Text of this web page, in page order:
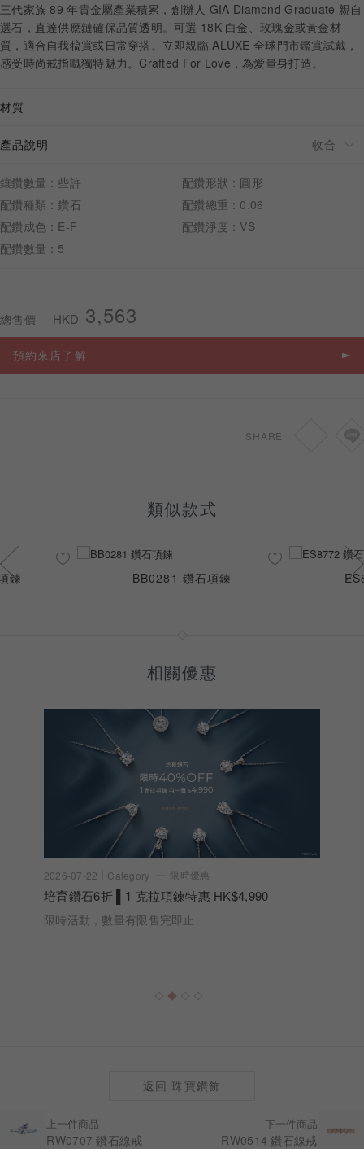
婚禮護照
線上購物
LANGUAGE
預約來店
三代家族 89 年貴金屬產業積累，創辦人 GIA Diamond Graduate 親自
選石，直達供應鏈確保品質透明。可選 18K 白金、玫瑰金或黃金材
質，適合自我犒賞或日常穿搭。立即親臨 ALUXE 全球門市鑑賞試戴，
感受時尚戒指嘅獨特魅力。Crafted For Love，為愛量身打造。
材質
產品說明
鑲鑽數量：些許
配鑽形狀：圓形
配鑽種類：鑽石
配鑽總重：0.06
配鑽成色：E-F
配鑽淨度：VS
配鑽數量：5
總售價 HKD 3,563
預約來店了解
SHARE
類似款式
鍊 BB0281 鑽石項鍊
相關優惠
2026-07-22 Category 限時優惠
培育鑽石6折 ▌1 克拉項鍊特惠 HK$4,990
限時活動，數量有限售完即止
上一件商品
RW0707 鑽石線戒
下一件商品
RW0514 鑽石線戒
返回 珠寶鑽飾